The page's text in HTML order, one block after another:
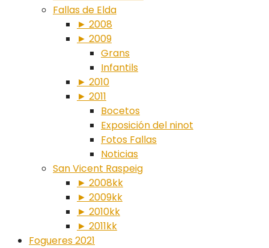
Fallas de Elda
► 2008
► 2009
Grans
Infantils
► 2010
► 2011
Bocetos
Exposición del ninot
Fotos Fallas
Noticias
San Vicent Raspeig
► 2008kk
► 2009kk
► 2010kk
► 2011kk
Fogueres 2021